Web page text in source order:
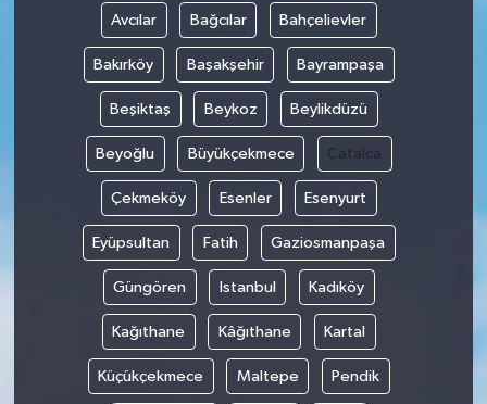
Avcılar Bağcılar Bahçelievler
Bakırköy Başakşehir Bayrampaşa
Beşiktaş Beykoz Beylikdüzü
Beyoğlu Büyükçekmece Çatalca
Çekmeköy Esenler Esenyurt
Eyüpsultan Fatih Gaziosmanpaşa
Güngören Istanbul Kadıköy
Kağıthane Kâğıthane Kartal
Küçükçekmece Maltepe Pendik
Yurttan